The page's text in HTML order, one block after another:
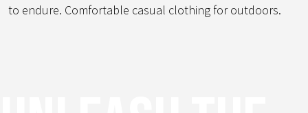
to endure. Comfortable casual clothing for outdoors.